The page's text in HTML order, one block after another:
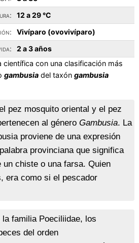
12 a 29 °C
Vivíparo (ovovivíparo)
2 a 3 años
científica con una clasificación más
gambusiadel taxón gambusia
pez mosquito oriental y el pez
al género Gambusia. La
proviene de una expresión
provinciana que significa
un chiste o una farsa. Quien
era como si el pescador
familia Poeciliidae, los
del orden